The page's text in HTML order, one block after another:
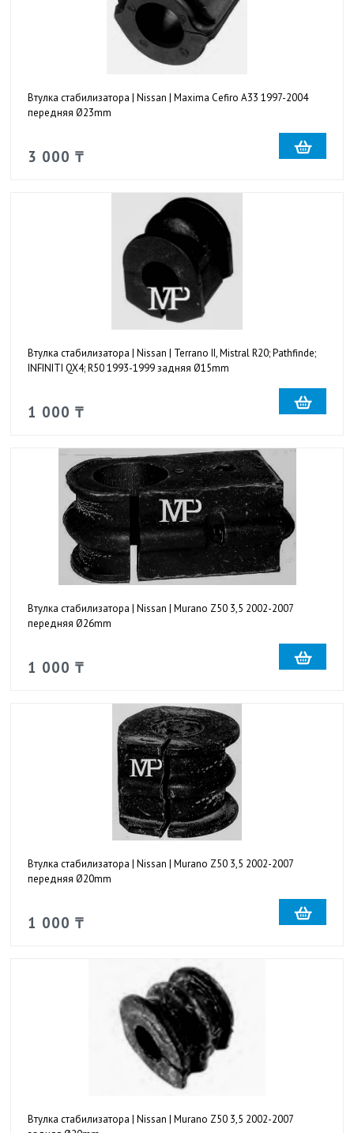
Втулка стабилизатора | Nissan | Maxima Cefiro A33 1997-2004
передняя Ø23mm
3 000 ₸
Втулка стабилизатора | Nissan | Terrano II, Mistral R20; Pathfinde;
INFINITI QX4; R50 1993-1999 задняя Ø15mm
1 000 ₸
Втулка стабилизатора | Nissan | Murano Z50 3,5 2002-2007
передняя Ø26mm
1 000 ₸
Втулка стабилизатора | Nissan | Murano Z50 3,5 2002-2007
передняя Ø20mm
1 000 ₸
Втулка стабилизатора | Nissan | Murano Z50 3,5 2002-2007